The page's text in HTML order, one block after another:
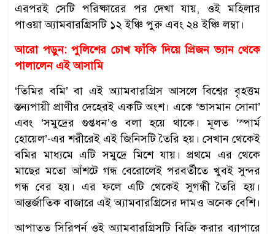
এরপরই সেটি পরিষ্কারের পর দেখা যায়, ওই মহিলার
পাওয়া অ্যামবারগ্রিসটি ১২ ইঞ্চি পুরু এবং ২৪ ইঞ্চি লম্বা।
আরো পড়ুন: পুলিশের চোখ ফাঁকি দিয়ে প্রিজন ভ্যান থেকে
পালালেন এই আসামি
‘তিমির বমি’ বা এই অ্যামবারগ্রিস আসলে বিশ্বের বৃহত্তম
স্তন্যপায়ী প্রাণীর দেহেরই একটি অংশ। একে ‘ভাসমান সোনা’
এবং ‘সমুদ্রের গুপ্তধন’ও বলা হয়ে থাকে। মূলত ‘স্পার্ম
হোয়েল’-এর শরীরেই এই জিনিসটি তৈরি হয়। সেখান থেকেই
বমির মাধ্যমে এটি সমুদ্রে মিশে যায়। প্রথমে এর থেকে
মাছের মতো আঁশটে গন্ধ বেরোলেই পরবর্তীতে খুবই সুন্দর
গন্ধ বের হয়। এর ফলে এটি থেকেই সুগন্ধী তৈরি হয়।
আন্তর্জাতিক বাজারে এই অ্যামবারগ্রিসের দামও অনেক বেশি।
আপাতত সিরিপর্ন ওই অ্যামবারগ্রিসটি বিক্রি করার ব্যাপারে